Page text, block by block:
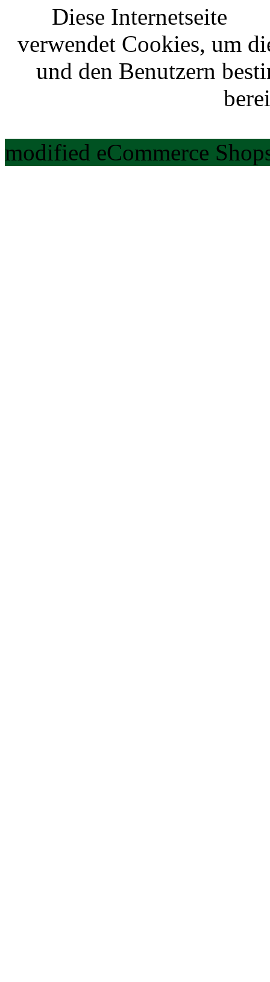
Diese Internetseite
verwendet Cookies, um
und den Benutzern
modified eCommerce